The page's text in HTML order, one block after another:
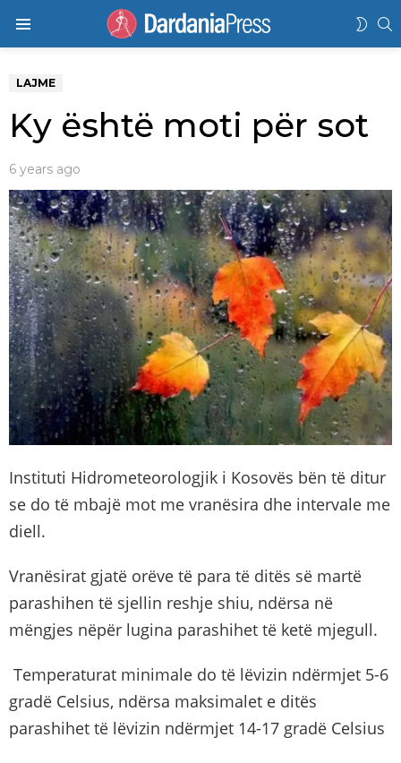
LAJME
Ky është moti për sot
6 years ago
Instituti Hidrometeorologjik i Kosovës bën të ditur
se do të mbajë mot me vranësira dhe intervale me
diell.
Vranësirat gjatë orëve të para të ditës së martë
parashihen të sjellin reshje shiu, ndërsa në
mëngjes nëpër lugina parashihet të ketë mjegull.
Temperaturat minimale do të lëvizin ndërmjet 5-6
gradë Celsius, ndërsa maksimalet e ditës
parashihet të lëvizin ndërmjet 14-17 gradë Celsius